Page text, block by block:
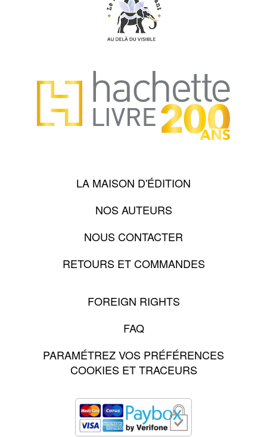
LA MAISON D'ÉDITION
NOS AUTEURS
NOUS CONTACTER
RETOURS ET COMMANDES
FOREIGN RIGHTS
FAQ
PARAMÉTREZ VOS PRÉFÉRENCES
COOKIES ET TRACEURS